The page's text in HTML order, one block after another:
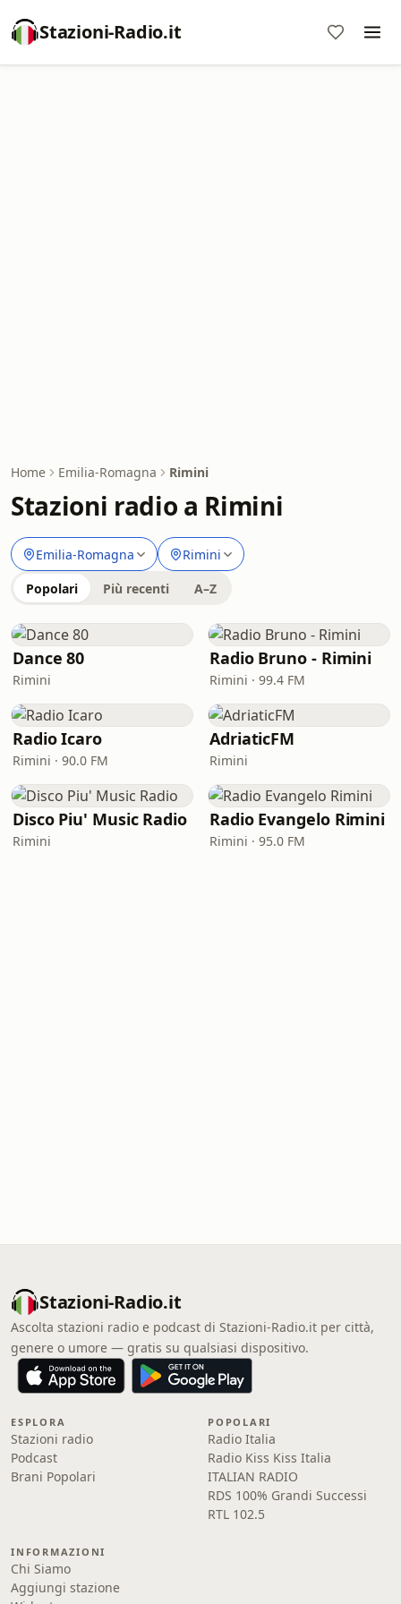
Stazioni-Radio.it
Home Emilia-Romagna Rimini
Stazioni radio a Rimini
Emilia-Romagna Rimini
Popolari Più recenti A–Z
Dance 80
Rimini
Radio Bruno - Rimini
Rimini · 99.4 FM
Radio Icaro
Rimini · 90.0 FM
AdriaticFM
Rimini
Disco Piu' Music Radio
Rimini
Radio Evangelo Rimini
Rimini · 95.0 FM
Stazioni-Radio.it
Ascolta stazioni radio e podcast di Stazioni-Radio.it per città,
genere o umore — gratis su qualsiasi dispositivo.
ESPLORA
Stazioni radio
Podcast
Brani Popolari
POPOLARI
Radio Italia
Radio Kiss Kiss Italia
ITALIAN RADIO
RDS 100% Grandi Successi
RTL 102.5
INFORMAZIONI
Chi Siamo
Aggiungi stazione